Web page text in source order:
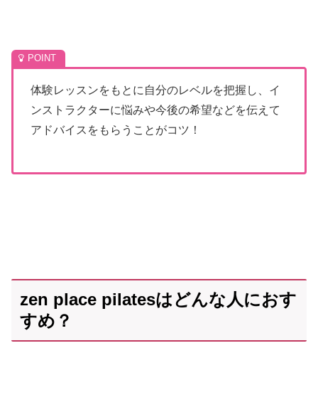
体験レッスンをもとに自分のレベルを把握し、イ
ンストラクターに悩みや今後の希望などを伝えて
アドバイスをもらうことがコツ！
zen place pilatesはどんな人におす
すめ？